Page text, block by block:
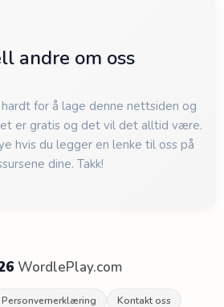
andre om oss
for å lage denne nettsiden og
er gratis og det vil det alltid være.
hvis du legger en lenke til oss på
dine. Takk!
WordlePlay.com
Personvernerklæring Kontakt oss